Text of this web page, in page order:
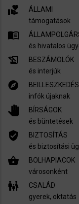
volunteer_activism
ÁLLAMI
támogatások
menu_book
és hivatalos
history_edu
BESZÁMOLÓK
és interjúk
explore
BEILLESZKEDÉS
infók újaknak
pan_tool
BÍRSÁGOK
és büntetések
verified_user
BIZTOSÍTÁS
és biztosítási
shopping_basket
BOLHAPIACOK
városonként
family_restroom
CSALÁD
gyerek, oktatás